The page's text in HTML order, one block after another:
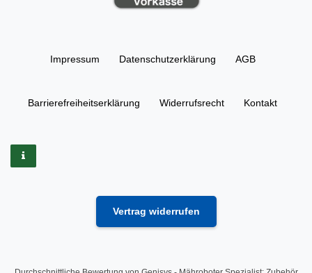
Impressum Daten­schutz­erklärung AGB
Barrierefreiheitserklärung Widerrufs­recht Kontakt
Vertrag widerrufen